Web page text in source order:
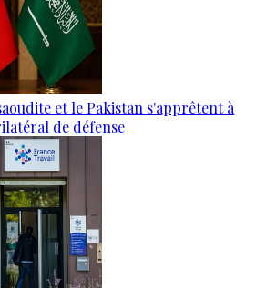
et le Pakistan s'apprêtent à
de défense